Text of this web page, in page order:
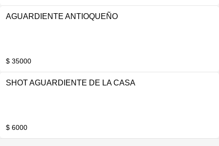
AGUARDIENTE ANTIOQUEÑO
$ 35000
SHOT AGUARDIENTE DE LA CASA
$ 6000